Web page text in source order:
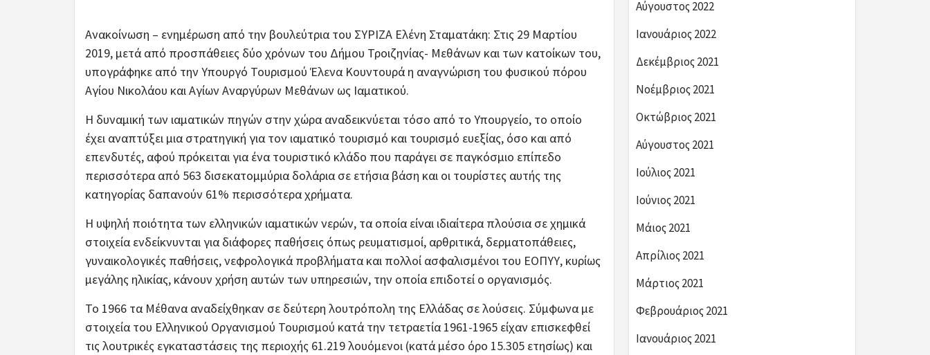
Ανακοίνωση – ενημέρωση από την βουλεύτρια του ΣΥΡΙΖΑ Ελένη Σταματάκη: Στις 29 Μαρτίου
2019, μετά από προσπάθειες δύο χρόνων του Δήμου Τροιζηνίας- Μεθάνων και των κατοίκων του,
υπογράφηκε από την Υπουργό Τουρισμού Έλενα Κουντουρά η αναγνώριση του φυσικού πόρου
Αγίου Νικολάου και Αγίων Αναργύρων Μεθάνων ως Ιαματικού.
Η δυναμική των ιαματικών πηγών στην χώρα αναδεικνύεται τόσο από το Υπουργείο, το οποίο
έχει αναπτύξει μια στρατηγική για τον ιαματικό τουρισμό και τουρισμό ευεξίας, όσο και από
επενδυτές, αφού πρόκειται για ένα τουριστικό κλάδο που παράγει σε παγκόσμιο επίπεδο
περισσότερα από 563 δισεκατομμύρια δολάρια σε ετήσια βάση και οι τουρίστες αυτής της
κατηγορίας δαπανούν 61% περισσότερα χρήματα.
Η υψηλή ποιότητα των ελληνικών ιαματικών νερών, τα οποία είναι ιδιαίτερα πλούσια σε χημικά
στοιχεία ενδείκνυνται για διάφορες παθήσεις όπως ρευματισμοί, αρθριτικά, δερματοπάθειες,
γυναικολογικές παθήσεις, νεφρολογικά προβλήματα και πολλοί ασφαλισμένοι του ΕΟΠΥΥ, κυρίως
μεγάλης ηλικίας, κάνουν χρήση αυτών των υπηρεσιών, την οποία επιδοτεί ο οργανισμός.
Το 1966 τα Μέθανα αναδείχθηκαν σε δεύτερη λουτρόπολη της Ελλάδας σε λούσεις. Σύμφωνα με
στοιχεία του Ελληνικού Οργανισμού Τουρισμού κατά την τετραετία 1961-1965 είχαν επισκεφθεί
τις λουτρικές εγκαταστάσεις της περιοχής 61.219 λουόμενοι (κατά μέσο όρο 15.305 ετησίως) και
Αύγουστος 2022
Ιανουάριος 2022
Δεκέμβριος 2021
Νοέμβριος 2021
Οκτώβριος 2021
Αύγουστος 2021
Ιούλιος 2021
Ιούνιος 2021
Μάιος 2021
Απρίλιος 2021
Μάρτιος 2021
Φεβρουάριος 2021
Ιανουάριος 2021